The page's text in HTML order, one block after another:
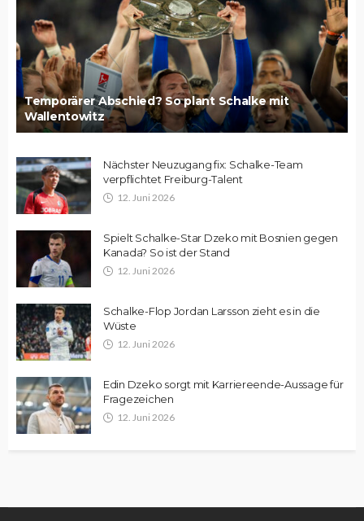
Temporärer Abschied? So plant Schalke mit
Wallentowitz
Nächster Neuzugang fix: Schalke-Team
verpflichtet Freiburg-Talent
12. Juni 2026
Spielt Schalke-Star Dzeko mit Bosnien gegen
Kanada? So ist der Stand
12. Juni 2026
Schalke-Flop Jordan Larsson zieht es in die
Wüste
12. Juni 2026
Edin Dzeko sorgt mit Karriereende-Aussage für
Fragezeichen
12. Juni 2026